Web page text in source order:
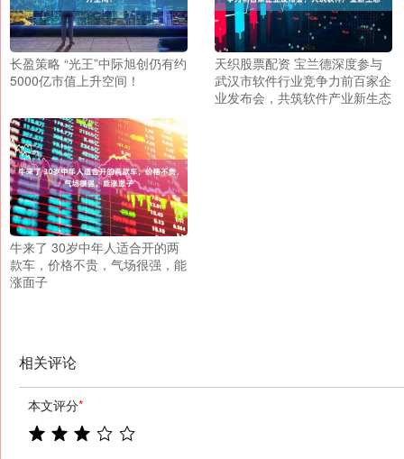
长盈策略 “光王”中际旭创仍有约
5000亿市值上升空间！
天织股票配资 宝兰德深度参与
武汉市软件行业竞争力前百家企
业发布会，共筑软件产业新生态
牛来了 30岁中年人适合开的两
款车，价格不贵，气场很强，能
涨面子
相关评论
本文评分*